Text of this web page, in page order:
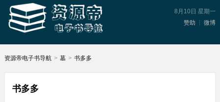
8月10日 星期一
赞助
微博
资源帝电子书导航 > 墓 > 书多多
书多多